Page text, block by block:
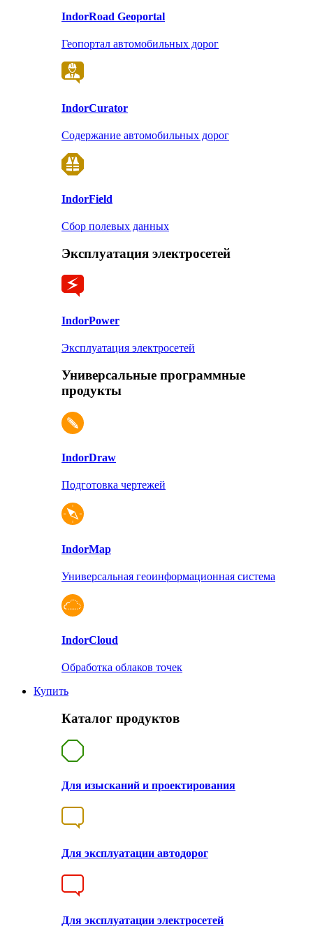
IndorRoad Geoportal
Геопортал автомобильных дорог
IndorCurator
Содержание автомобильных дорог
IndorField
Сбор полевых данных
Эксплуатация электросетей
IndorPower
Эксплуатация электросетей
Универсальные программные
продукты
IndorDraw
Подготовка чертежей
IndorMap
Универсальная геоинформационная система
IndorCloud
Обработка облаков точек
Купить
Каталог продуктов
Для изысканий и проектирования
Для эксплуатации автодорог
Для эксплуатации электросетей